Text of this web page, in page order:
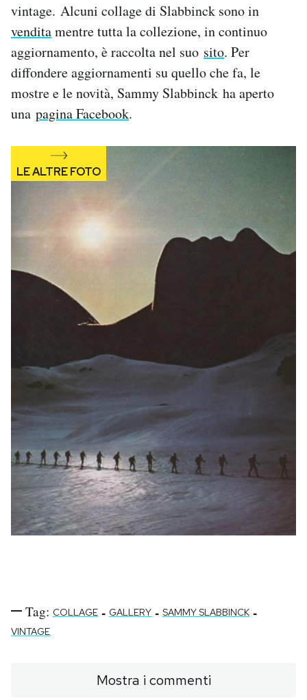
vintage. Alcuni collage di Slabbinck sono in
venditamentre tutta la collezione, in continuo
aggiornamento, è raccolta nel suo sito. Per
diffondere aggiornamenti su quello che fa, le
mostre e le novità, Sammy Slabbinck ha aperto
una pagina Facebook.
Tag: COLLAGE - GALLERY - SAMMY SLABBINCK -
VINTAGE
Mostra i commenti